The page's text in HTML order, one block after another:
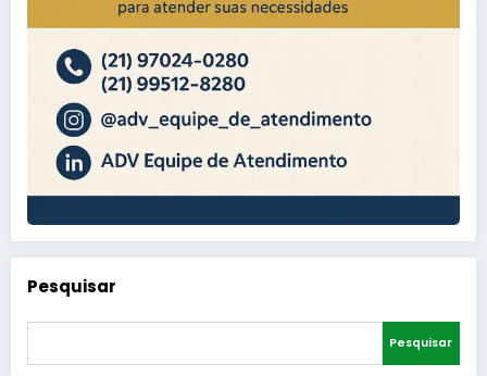
Pesquisar
Pesquisar